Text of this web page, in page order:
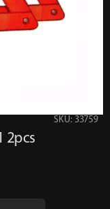
SKU: 33759
2pcs